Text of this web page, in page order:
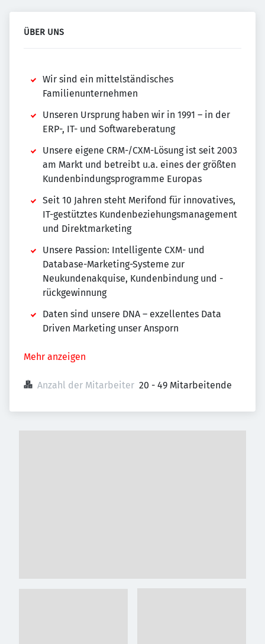
ÜBER UNS
Wir sind ein mittelständisches
Familienunternehmen
Unseren Ursprung haben wir in 1991 – in der
ERP-, IT- und Softwareberatung
Unsere eigene CRM-/CXM-Lösung ist seit 2003
am Markt und betreibt u.a. eines der größten
Kundenbindungsprogramme Europas
Seit 10 Jahren steht Merifond für innovatives,
IT-gestütztes Kundenbeziehungsmanagement
und Direktmarketing
Unsere Passion: Intelligente CXM- und
Database-Marketing-Systeme zur
Neukundenakquise, Kundenbindung und -
rückgewinnung
Daten sind unsere DNA – exzellentes Data
Driven Marketing unser Ansporn
Mehr anzeigen
Anzahl der Mitarbeiter 20 - 49 Mitarbeitende